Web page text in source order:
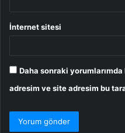
İnternet sitesi
Daha sonraki
adresim ve site adresim bu